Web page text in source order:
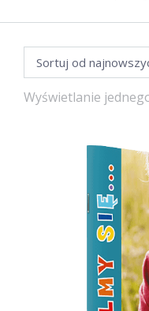
Wyświetlanie